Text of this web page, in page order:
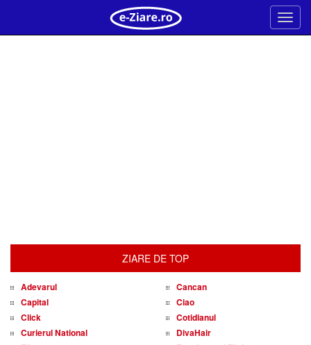
Meniu
ZIARE DE TOP
Adevarul
Cancan
Capital
Ciao
Click
Cotidianul
Curierul National
DivaHair